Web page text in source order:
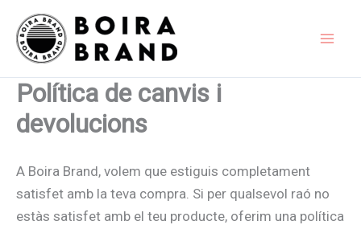
contingut
Política de canvis i
devolucions
A Boira Brand, volem que estiguis completament
satisfet amb la teva compra. Si per qualsevol raó no
estàs satisfet amb el teu producte, oferim una política